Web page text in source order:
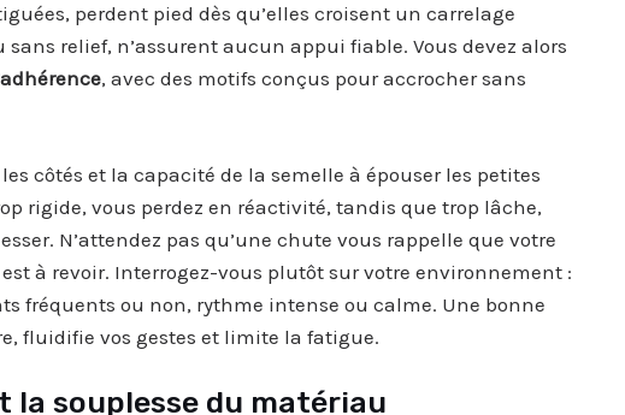
perdent pied dès qu’elles croisent un carrelage
sans relief, n’assurent aucun appui fiable. Vous devez alors
, avec des motifs conçus pour accrocher sans
côtés et la capacité de la semelle à épouser les petites
rigide, vous perdez en réactivité, tandis que trop lâche,
N’attendez pas qu’une chute vous rappelle que votre
est à revoir. Interrogez-vous plutôt sur votre environnement :
fréquents ou non, rythme intense ou calme. Une bonne
fluidifie vos gestes et limite la fatigue.
la souplesse du matériau